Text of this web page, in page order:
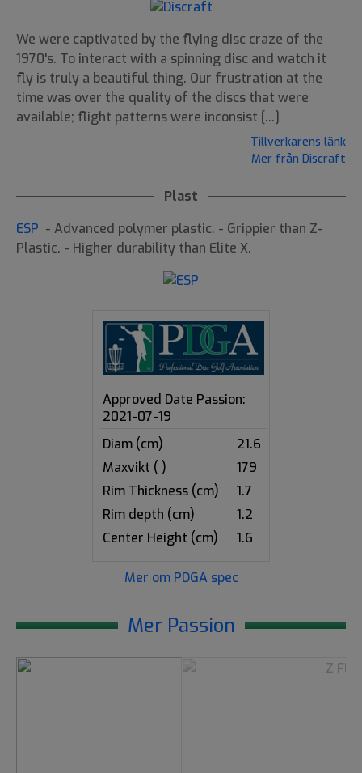
We were captivated by the flying disc craze of the
1970's. To interact with a spinning disc and watch it
fly is truly a beautiful thing. Our frustration at the
time was over the quality of the discs that were
available; flight patterns were inconsist [...]
Tillverkarens länk
Mer från Discraft
Plast
ESP - Advanced polymer plastic. - Grippier than Z-
Plastic. - Higher durability than Elite X.
Approved Date Passion:
2021-07-19
Diam (cm)
21.6
Maxvikt ( )
179
Rim Thickness (cm)
1.7
Rim depth (cm)
1.2
Center Height (cm)
1.6
Mer om PDGA spec
Mer Passion